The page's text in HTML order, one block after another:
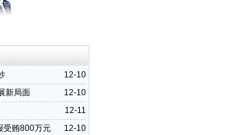
12-10
12-10
新局面
12-11
12-10
受贿800万元